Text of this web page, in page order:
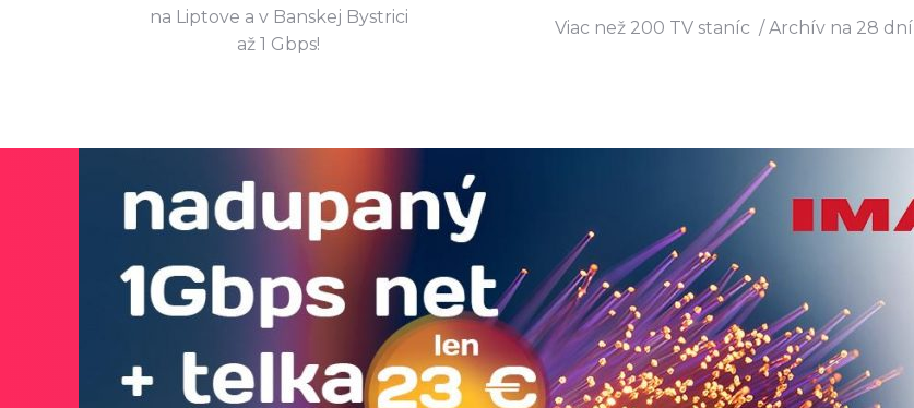
na Liptove a v Banskej Bystrici
až 1 Gbps!
Viac než 200 TV staníc / Archív na 28 dní